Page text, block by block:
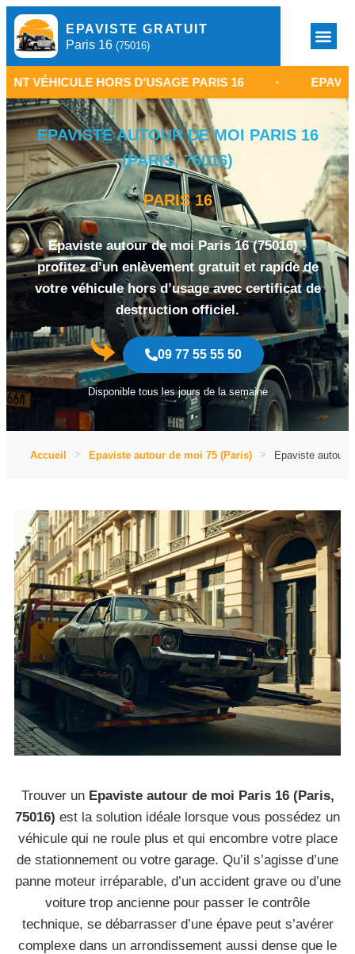
EPAVISTE GRATUIT
Paris 16 (75016)
HORS D'USAGE PARIS 16 • EPAVISTE
EPAVISTE AUTOUR DE MOI PARIS 16
(PARIS, 75016)
PARIS 16
Epaviste autour de moi Paris 16 (75016) :
profitez d’un enlèvement gratuit et rapide de
votre véhicule hors d’usage avec certificat de
destruction officiel.
09 77 55 55 50
Disponible tous les jours de la semaine
Accueil Epaviste autour de moi 75 (Paris) Epaviste autour
Trouver un Epaviste autour de moi Paris 16 (Paris,
75016) est la solution idéale lorsque vous possédez un
véhicule qui ne roule plus et qui encombre votre place
de stationnement ou votre garage. Qu’il s’agisse d’une
panne moteur irréparable, d’un accident grave ou d’une
voiture trop ancienne pour passer le contrôle
technique, se débarrasser d’une épave peut s’avérer
complexe dans un arrondissement aussi dense que le